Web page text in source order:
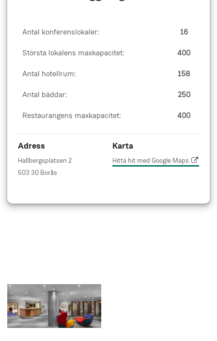
Antal konferenslokaler: 16
Största lokalens maxkapacitet: 400
Antal hotellrum: 158
Antal bäddar: 250
Restaurangens maxkapacitet: 400
Adress
Hallbergsplatsen 2
503 30 Borås
Karta
Hitta hit med Google Maps